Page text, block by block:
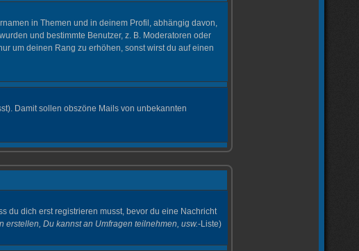
in Themen und in deinem Profil, abhängig davon,
und bestimmte Benutzer, z. B. Moderatoren oder
um deinen Rang zu erhöhen, sonst wirst du auf einen
Damit sollen obszöne Mails von unbekannten
du dich erst registrieren musst, bevor du eine Nachricht
erstellen, Du kannst an Umfragen teilnehmen, usw.-Liste)